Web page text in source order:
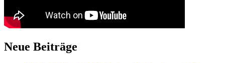
Neue Beiträge